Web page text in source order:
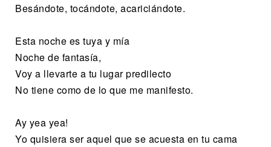
Besándote, tocándote, acariciándote.
Esta noche es tuya y mía
Noche de fantasía,
Voy a llevarte a tu lugar predilecto
No tiene como de lo que me manifesto.
Ay yea yea!
Yo quisiera ser aquel que se acuesta en tu cama